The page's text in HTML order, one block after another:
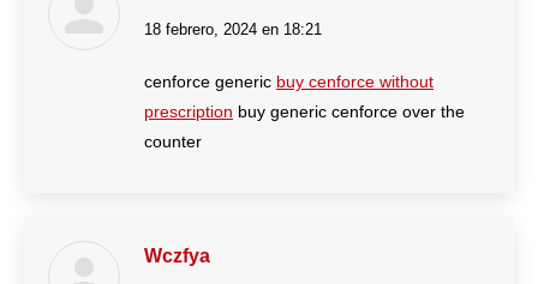
dice:
18 febrero, 2024 en 18:21
cenforce generic buy cenforce without
prescription buy generic cenforce over the
counter
Wczfya